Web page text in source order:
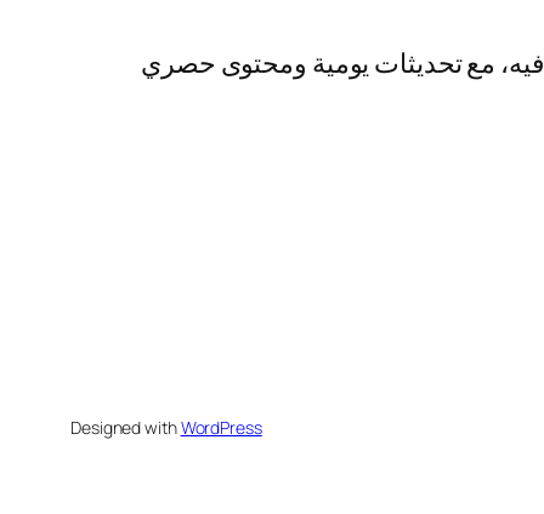
مع تحديثات يومية ومحتوى حصري
Designed withWordPress